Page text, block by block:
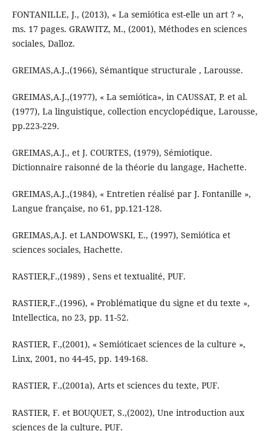
FONTANILLE, J., (2013), « La semiótica est-elle un art ? »,
ms. 17 pages. GRAWITZ, M., (2001), Méthodes en sciences
sociales, Dalloz.
GREIMAS,A.J.,(1966), Sémantique structurale , Larousse.
GREIMAS,A.J.,(1977), « La semiótica», in CAUSSAT, P. et al.
(1977), La linguistique, collection encyclopédique, Larousse,
pp.223-229.
GREIMAS,A.J., et J. COURTES, (1979), Sémiotique.
Dictionnaire raisonné de la théorie du langage, Hachette.
GREIMAS,A.J.,(1984), « Entretien réalisé par J. Fontanille »,
Langue française, no 61, pp.121-128.
GREIMAS,A.J. et LANDOWSKI, E., (1997), Semiótica et
sciences sociales, Hachette.
RASTIER,F.,(1989) , Sens et textualité, PUF.
RASTIER,F.,(1996), « Problématique du signe et du texte »,
Intellectica, no 23, pp. 11-52.
RASTIER, F.,(2001), « Semióticaet sciences de la culture »,
Linx, 2001, no 44-45, pp. 149-168.
RASTIER, F.,(2001a), Arts et sciences du texte, PUF.
RASTIER, F. et BOUQUET, S.,(2002), Une introduction aux
sciences de la culture, PUF.